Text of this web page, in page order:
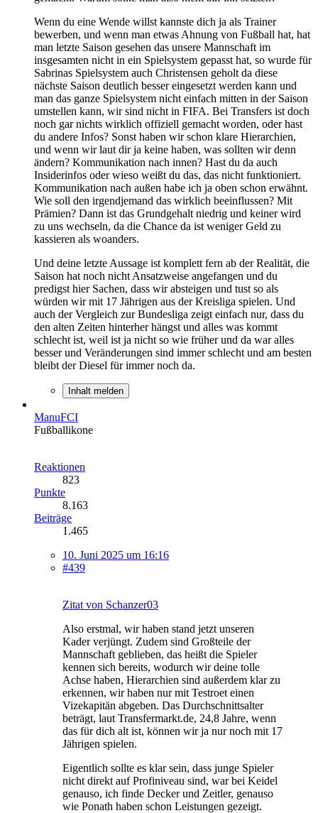
Wenn du eine Wende willst kannste dich ja als Trainer
bewerben, und wenn man etwas Ahnung von Fußball hat, hat
man letzte Saison gesehen das unsere Mannschaft im
insgesamten nicht in ein Spielsystem gepasst hat, so wurde für
Sabrinas Spielsystem auch Christensen geholt da diese
nächste Saison deutlich besser eingesetzt werden kann und
man das ganze Spielsystem nicht einfach mitten in der Saison
umstellen kann, wir sind nicht in FIFA. Bei Transfers ist doch
noch gar nichts wirklich offiziell gemacht worden, oder hast
du andere Infos? Sonst haben wir schon klare Hierarchien,
und wenn wir laut dir ja keine haben, was sollten wir denn
ändern? Kommunikation nach innen? Hast du da auch
Insiderinfos oder wieso weißt du das, das nicht funktioniert.
Kommunikation nach außen habe ich ja oben schon erwähnt.
Wie soll den irgendjemand das wirklich beeinflussen? Mit
Prämien? Dann ist das Grundgehalt niedrig und keiner wird
zu uns wechseln, da die Chance da ist weniger Geld zu
kassieren als woanders.
Und deine letzte Aussage ist komplett fern ab der Realität, die
Saison hat noch nicht Ansatzweise angefangen und du
predigst hier Sachen, dass wir absteigen und tust so als
würden wir mit 17 Jährigen aus der Kreisliga spielen. Und
auch der Vergleich zur Bundesliga zeigt einfach nur, dass du
den alten Zeiten hinterher hängst und alles was kommt
schlecht ist, weil ist ja nicht so wie früher und da war alles
besser und Veränderungen sind immer schlecht und am besten
bleibt der Diesel für immer noch da.
Inhalt melden
ManuFCI
Fußballikone
Reaktionen
823
Punkte
8.163
Beiträge
1.465
10. Juni 2025 um 16:16
#439
Zitat von Schanzer03
Also erstmal, wir haben stand jetzt unseren
Kader verjüngt. Zudem sind Großteile der
Mannschaft geblieben, das heißt die Spieler
kennen sich bereits, wodurch wir deine tolle
Achse haben, Hierarchien sind außerdem klar zu
erkennen, wir haben nur mit Testroet einen
Vizekapitän abgeben. Das Durchschnittsalter
beträgt, laut Transfermarkt.de, 24,8 Jahre, wenn
das für dich alt ist, können wir ja nur noch mit 17
Jährigen spielen.
Eigentlich sollte es klar sein, dass junge Spieler
nicht direkt auf Profiniveau sind, war bei Keidel
genauso, ich finde Decker und Zeitler, genauso
wie Ponath haben schon Leistungen gezeigt.